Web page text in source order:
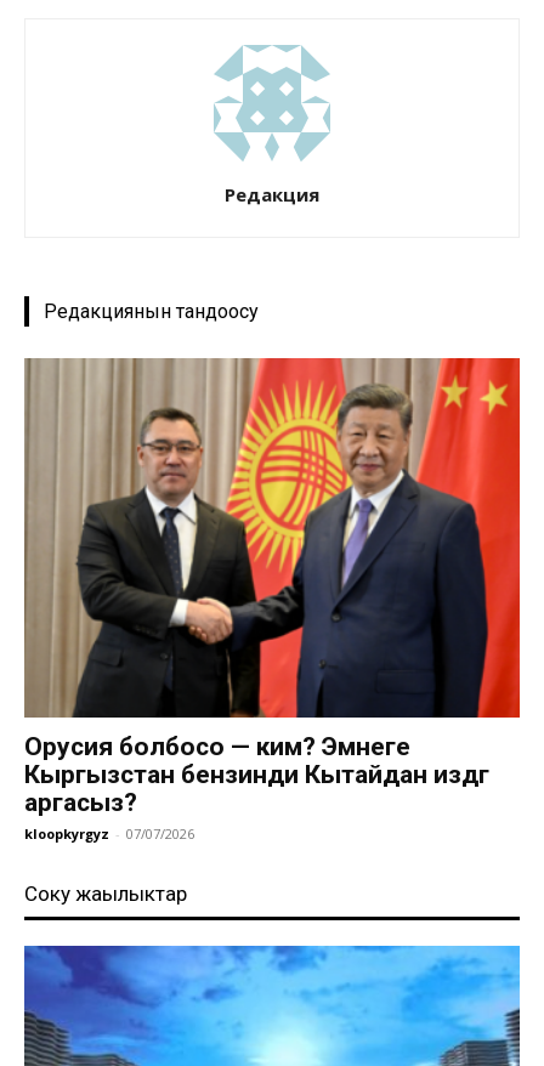
Редакция
Редакциянын тандоосу
Орусия болбосо — ким? Эмнеге
Кыргызстан бензинди Кытайдан издөөгө
аргасыз?
kloopkyrgyz - 07/07/2026
Соңку жаңылыктар